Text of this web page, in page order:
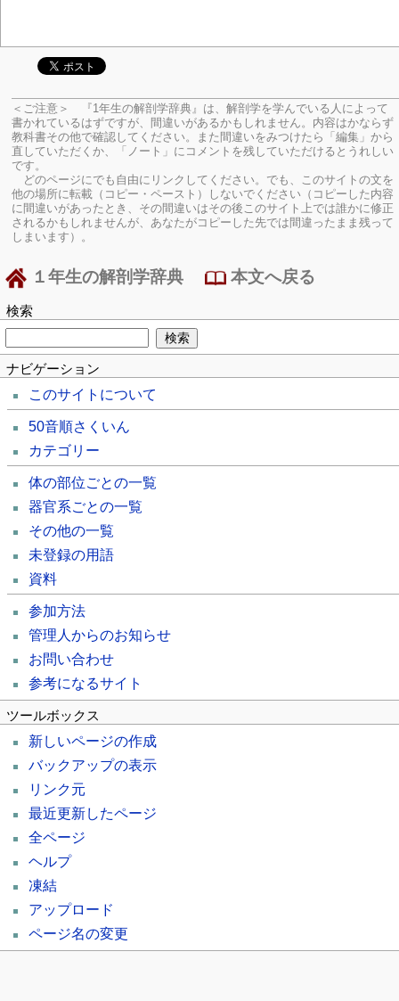
＜ご注意＞ 『1年生の解剖学辞典』は、解剖学を学んでいる人によって
書かれているはずですが、間違いがあるかもしれません。内容はかならず
教科書その他で確認してください。
また間違いをみつけたら「編集」から
直していただくか、「ノート」にコメントを残していただけるとうれしい
です。
どのページにでも自由にリンクしてください。でも、このサイトの文を
他の場所に転載（コピー・ペースト）しないでください（コピーした内容
に間違いがあったとき、その間違いはその後このサイト上では誰かに修正
されるかもしれませんが、あなたがコピーした先では間違ったまま残って
しまいます）。
１年生の解剖学辞典 本文へ戻る
検索
ナビゲーション
このサイトについて
50音順さくいん
カテゴリー
体の部位ごとの一覧
器官系ごとの一覧
その他の一覧
未登録の用語
資料
参加方法
管理人からのお知らせ
お問い合わせ
参考になるサイト
ツールボックス
新しいページの作成
バックアップの表示
リンク元
最近更新したページ
全ページ
ヘルプ
凍結
アップロード
ページ名の変更